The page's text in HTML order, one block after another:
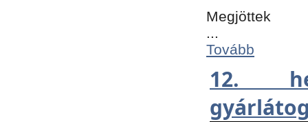
Megjöttek
...
Tovább
12.